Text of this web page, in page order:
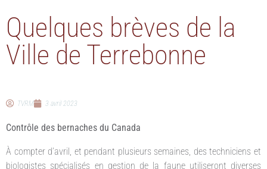
Quelques brèves de la
Ville de Terrebonne
TVRM 3 avril 2023
Contrôle des bernaches du Canada
À compter d’avril, et pendant plusieurs semaines, des techniciens et
biologistes spécialisés en gestion de la faune utiliseront diverses